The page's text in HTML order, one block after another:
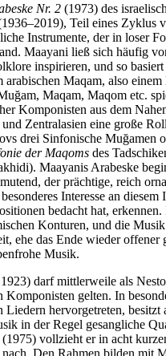
Nr. 2 (1973) des
Teil eines Zyklus
Instrumente, der in loser
Maayani ließ sich häufig
inspirieren, und so
arabischen Maqam, also
Maqam, Maqom etc.
Komponisten aus dem
Zentralasien eine große
drei Sinfonische Muğamen
der Maqoms des
Maayanis Arabeske
der prächtige, reich
Interesse an diesem
bedacht hat,
Konturen, und die
ehe das Ende wieder offener
Musik.
darf mittlerweile als
Komponisten gelten. In
hervorgetreten, besitzt
in der Regel gesangliche
(1975) vollzieht er in acht
nach. Den Rahmen bilden mit